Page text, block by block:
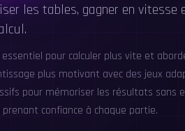
les tables, gagner en vitesse
pour calculer plus vite et
plus motivant avec des jeux
pour mémoriser les résultats sans
confiance à chaque partie.